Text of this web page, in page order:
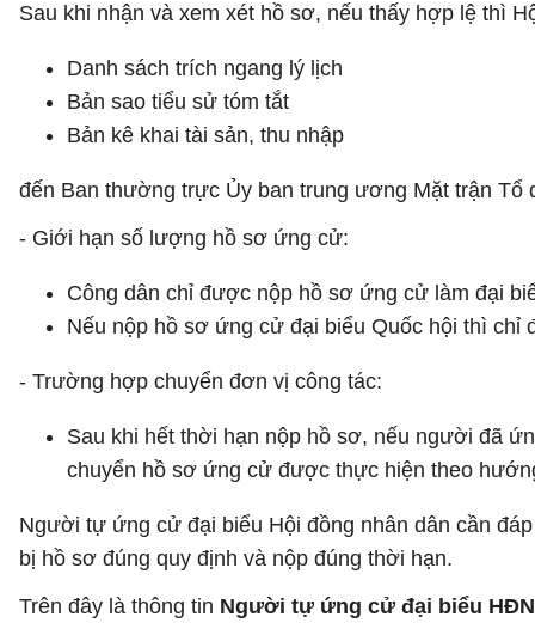
Sau khi nhận và xem xét hồ sơ, nếu thấy hợp lệ thì
Danh sách trích ngang lý lịch
Bản sao tiểu sử tóm tắt
Bản kê khai tài sản, thu nhập
đến Ban thường trực Ủy ban trung ương Mặt trận
- Giới hạn số lượng hồ sơ ứng cử:
Công dân chỉ được nộp hồ sơ ứng cử làm đại
Nếu nộp hồ sơ ứng cử đại biểu Quốc hội thì
​- Trường hợp chuyển đơn vị công tác:
Sau khi hết thời hạn nộp hồ sơ, nếu người đã
chuyển hồ sơ ứng cử được thực hiện theo
Người tự ứng cử đại biểu Hội đồng nhân dân cần
bị hồ sơ đúng quy định và nộp đúng thời hạn.
Trên đây là thông tin Người tự ứng cử đại biểu